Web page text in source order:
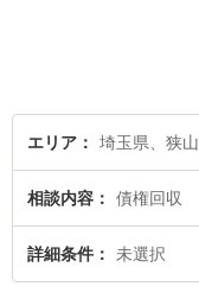
エリア 埼玉県、狭
相談内容 債権回収
詳細条件 未選択